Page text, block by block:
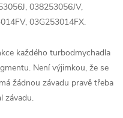
038253056JV,
03G253014FX.
každého turbodmychadla
Není výjimkou, že se
žádnou závadu pravě třeba
závadu.